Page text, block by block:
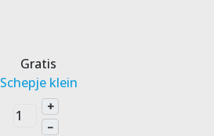
Gratis
Schepje klein
+
–